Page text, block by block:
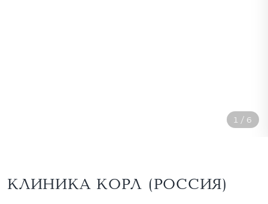
1 / 6
КЛИНИКА КОРЛ (РОССИЯ)